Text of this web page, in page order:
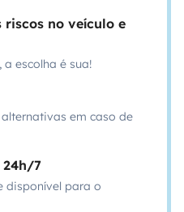
riscos no veículo e
escolha é sua!
em caso de
24h/7
disponível para o